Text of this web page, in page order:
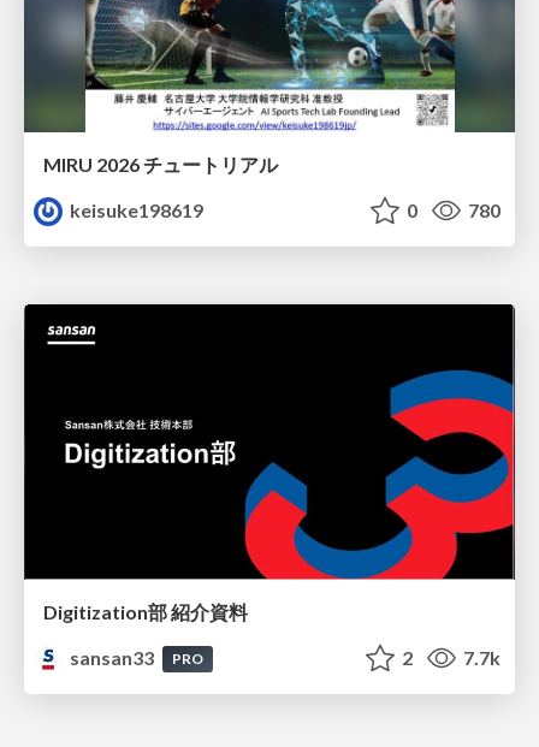
MIRU 2026 チュートリアル
keisuke198619
0 780
Digitization部 紹介資料
sansan33
PRO 2 7.7k